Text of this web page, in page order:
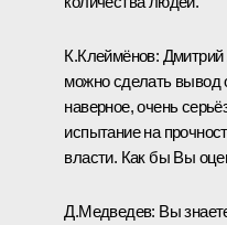
К.Клеймёнов: Дмитрий
можно сделать вывод
наверное, очень
испытание на
власти. Как бы Вы
Д.Медведев: Вы